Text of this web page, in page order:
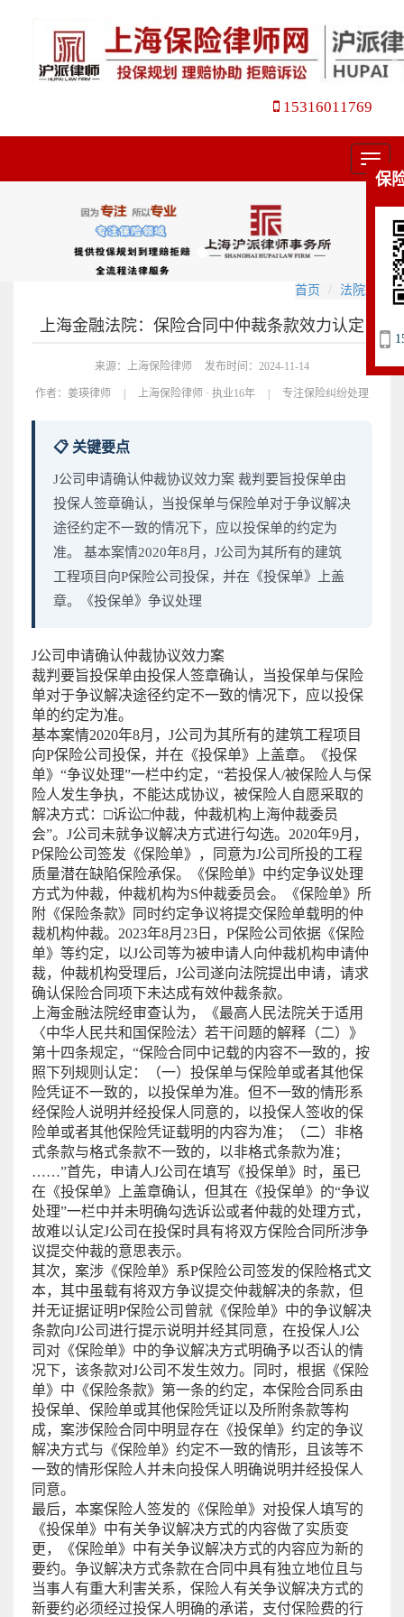
15316011769
菜
单
首页 法院观点
上海金融法院：保险合同中仲裁条款效力认定
来源：上海保险律师 发布时间：2024-11-14
作者： 姜瑛律师 | 上海保险律师 · 执业16年 | 专注保险纠纷处理
📋 关键要点
J公司申请确认仲裁协议效力案 裁判要旨投保单由
投保人签章确认，当投保单与保险单对于争议解决
途径约定不一致的情况下，应以投保单的约定为
准。 基本案情2020年8月，J公司为其所有的建筑
工程项目向P保险公司投保，并在《投保单》上盖
章。《投保单》争议处理
J公司申请确认仲裁协议效力案
裁判要旨投保单由投保人签章确认，当投保单与保险
单对于争议解决途径约定不一致的情况下，应以投保
单的约定为准。
基本案情2020年8月，J公司为其所有的建筑工程项目
向P保险公司投保，并在《投保单》上盖章。《投保
单》“争议处理”一栏中约定，“若投保人/被保险人与保
险人发生争执，不能达成协议，被保险人自愿采取的
解决方式：□诉讼□仲裁，仲裁机构上海仲裁委员
会”。J公司未就争议解决方式进行勾选。2020年9月，
P保险公司签发《保险单》，同意为J公司所投的工程
质量潜在缺陷保险承保。《保险单》中约定争议处理
方式为仲裁，仲裁机构为S仲裁委员会。《保险单》所
附《保险条款》同时约定争议将提交保险单载明的仲
裁机构仲裁。2023年8月23日，P保险公司依据《保险
单》等约定，以J公司等为被申请人向仲裁机构申请仲
裁，仲裁机构受理后，J公司遂向法院提出申请，请求
确认保险合同项下未达成有效仲裁条款。
上海金融法院经审查认为，《最高人民法院关于适用
〈中华人民共和国保险法〉若干问题的解释（二）》
第十四条规定，“保险合同中记载的内容不一致的，按
照下列规则认定：（一）投保单与保险单或者其他保
险凭证不一致的，以投保单为准。但不一致的情形系
经保险人说明并经投保人同意的，以投保人签收的保
险单或者其他保险凭证载明的内容为准；（二）非格
式条款与格式条款不一致的，以非格式条款为准；
……”首先，申请人J公司在填写《投保单》时，虽已
在《投保单》上盖章确认，但其在《投保单》的“争议
处理”一栏中并未明确勾选诉讼或者仲裁的处理方式，
故难以认定J公司在投保时具有将双方保险合同所涉争
议提交仲裁的意思表示。
其次，案涉《保险单》系P保险公司签发的保险格式文
本，其中虽载有将双方争议提交仲裁解决的条款，但
并无证据证明P保险公司曾就《保险单》中的争议解决
条款向J公司进行提示说明并经其同意，在投保人J公
司对《保险单》中的争议解决方式明确予以否认的情
况下，该条款对J公司不发生效力。同时，根据《保险
单》中《保险条款》第一条的约定，本保险合同系由
投保单、保险单或其他保险凭证以及所附条款等构
成，案涉保险合同中明显存在《投保单》约定的争议
解决方式与《保险单》约定不一致的情形，且该等不
一致的情形保险人并未向投保人明确说明并经投保人
同意。
最后，本案保险人签发的《保险单》对投保人填写的
《投保单》中有关争议解决方式的内容做了实质变
更，《保险单》中有关争议解决方式的内容应为新的
要约。争议解决方式条款在合同中具有独立地位且与
当事人有重大利害关系，保险人有关争议解决方式的
新要约必须经过投保人明确的承诺，支付保险费的行
保